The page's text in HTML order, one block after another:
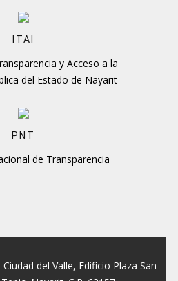
ITAI
y Acceso a la
del Estado de Nayarit
PNT
de Transparencia
del Valle, Edificio Plaza San